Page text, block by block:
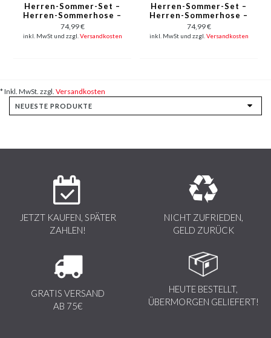
Herren-Sommer-Set –
Herren-Sommerhose –
Hemd und Hose –
Twinset – C211 –
Schwarz
74,99 €
inkl. MwSt und zzgl. Versandkosten
Herren-Sommer-Set –
Herren-Sommerhose –
Hemd und Hose –
Zweiteiler – C211 –
Braun
74,99 €
inkl. MwSt und zzgl. Versandkosten
* Inkl. MwSt. zzgl. Versandkosten
JETZT KAUFEN, SPÄTER
ZAHLEN!
NICHT ZUFRIEDEN,
GELD ZURÜCK
GRATIS VERSAND
AB 75€
HEUTE BESTELLT,
ÜBERMORGEN GELIEFERT!